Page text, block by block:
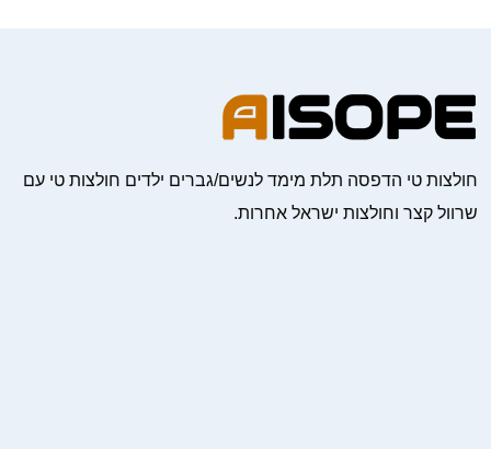
חולצות טי הדפסה תלת מימד לנשים/גברים ילדים חולצות טי עם
שרוול קצר וחולצות ישראל אחרות.